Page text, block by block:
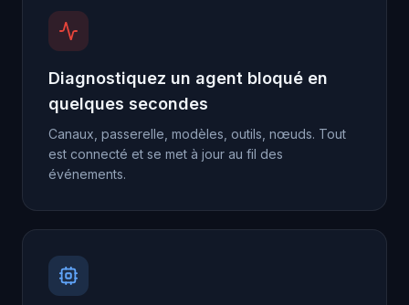
Diagnostiquez un agent bloqué en
quelques secondes
Canaux, passerelle, modèles, outils, nœuds. Tout
est connecté et se met à jour au fil des
événements.